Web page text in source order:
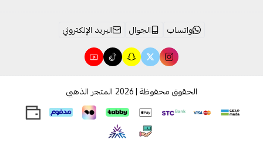
واتساب الجوال البريد الإلكتروني
الحقوق محفوظة | 2026 المتجر الذهبي